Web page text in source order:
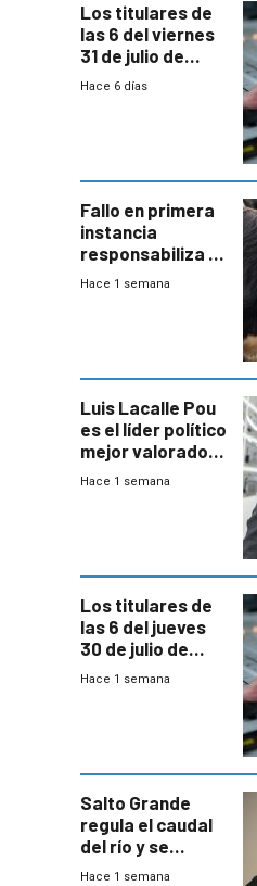
Los titulares de
las 6 del viernes
31 de julio de
2026
Hace 6 días
Fallo en primera
instancia
responsabiliza al
Estado por falta
Hace 1 semana
Luis Lacalle Pou
es el líder político
mejor valorado
del país, según
Hace 1 semana
Los titulares de
las 6 del jueves
30 de julio de
2026
Hace 1 semana
Salto Grande
regula el caudal
del río y se
prepara para un
Hace 1 semana